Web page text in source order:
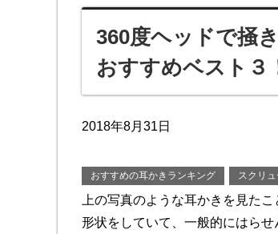
360度ヘッドで掻
おすすめベスト３
2018年8月31日
おすすめの耳かきランキング スクリ
上の写真のような耳かきを見た
形状をしていて、一般的にはら